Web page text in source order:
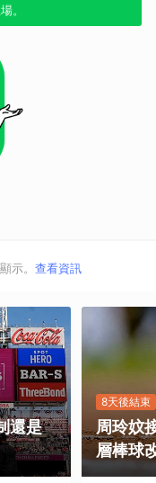
。
示。 查看資訊
還是
8天後結束
周玲妏
層棒球